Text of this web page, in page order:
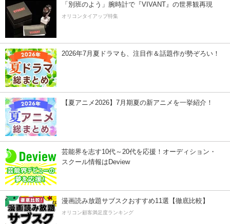
「別班のよう」腕時計で『VIVANT』の世界観再現
オリコンタイアップ特集
2026年7月夏ドラマも、注目作＆話題作が勢ぞろい！
【夏アニメ2026】7月期夏の新アニメを一挙紹介！
芸能界を志す10代～20代を応援！オーディション・
スクール情報はDeview
漫画読み放題サブスクおすすめ11選【徹底比較】
オリコン顧客満足度ランキング